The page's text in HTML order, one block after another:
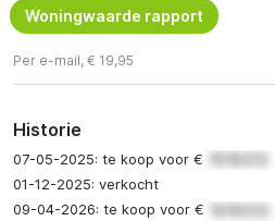
Woningwaarde rapport
Per e-mail, € 19,95
Historie
07-05-2025: te koop voor €
01-12-2025: verkocht
09-04-2026: te koop voor €